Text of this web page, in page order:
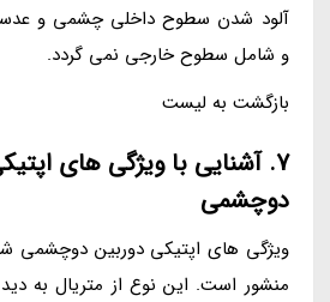
آلود شدن سطوح داخلی چشمی و
و شامل سطوح خارجی نمی گردد.
بازگشت به لیست
7. آشنایی با ویژگی های
دوچشمی
ویژگی های اپتیکی دوربین دوچشمی
منشور است. این نوع از متریال به